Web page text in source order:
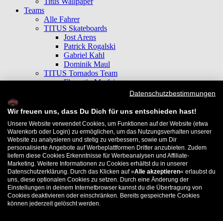
Teams
Alle Fahrer
TITUS Skateboards
Jost Arens
Patrick Rogalski
Gabriel Kahl
Dominik Maul
TITUS Tornados Team
Florentin Marfaing
Max Messerschmidt
Bart Buikman
Wanja Bach
Dominic Wenzel
Marcel Rieger
Dominik Maul
Max Hünnekens
Lucas Languasco
Tim Otto
Jan Hellwig
Deniel Cramer
Datenschutzbestimmungen
Wir freuen uns, dass Du Dich für uns entschieden hast!
Unsere Website verwendet Cookies, um Funktionen auf der Website (etwa
Warenkorb oder Login) zu ermöglichen, um das Nutzungsverhalten unserer
Website zu analysieren und stetig zu verbessern, sowie um Dir
personalisierte Angebote auf Werbeplattformen Dritter anzubieten. Zudem
liefern diese Cookies Erkenntnisse für Werbeanalysen und Affiliate-
Marketing. Weitere Informationen zu Cookies erhältst du in unserer
Datenschutzerklärung. Durch das Klicken auf »Alle akzeptieren« erlaubst du
uns, diese optionalen Cookies zu setzen. Durch eine Änderung der
Einstellungen in deinem Internetbrowser kannst du die Übertragung von
Cookies deaktivieren oder einschränken. Bereits gespeicherte Cookies
können jederzeit gelöscht werden.